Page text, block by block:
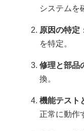
システムを
原因の特定
を特定。
修理と部品
換。
機能テスト
正常に動作